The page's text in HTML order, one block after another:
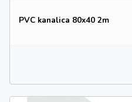
PVC kanalica 80x40 2m